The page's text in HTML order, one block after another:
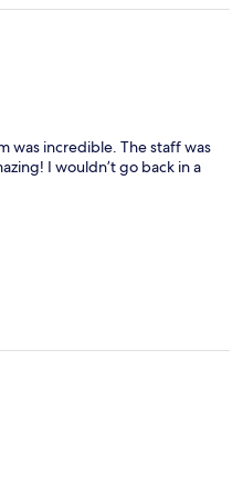
was incredible. The staff was
I wouldn’t go back in a